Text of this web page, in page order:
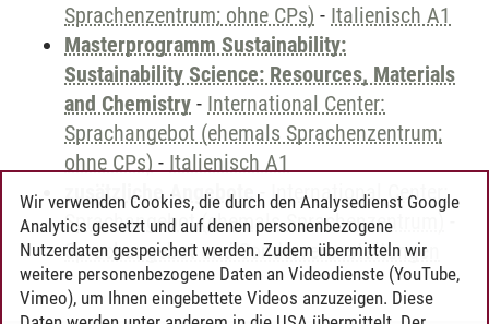
Sprachenzentrum; ohne CPs) - Italienisch A1
Masterprogramm Sustainability:
Sustainability Science: Resources, Materials
and Chemistry - International Center:
Sprachangebot (ehemals Sprachenzentrum;
ohne CPs) - Italienisch A1
zusätzliche Angebote- International Center:
Sprachangebot (ehemals Sprachenzentrum)
Sprachangebot und Sonderveranstaltungen
Wir verwenden Cookies, die durch den Analysedienst Google
Analytics gesetzt und auf denen personenbezogene
Nutzerdaten gespeichert werden. Zudem übermitteln wir
weitere personenbezogene Daten an Videodienste (YouTube,
Vimeo), um Ihnen eingebettete Videos anzuzeigen. Diese